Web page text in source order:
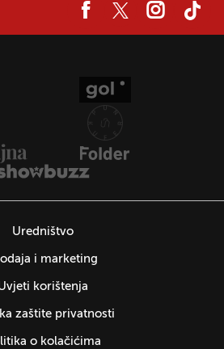
Uredništvo
i marketing
korištenja
zaštite privatnosti
o kolačićima